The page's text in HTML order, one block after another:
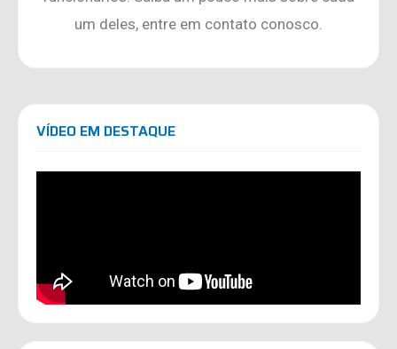
um deles, entre em contato conosco.
VÍDEO EM DESTAQUE